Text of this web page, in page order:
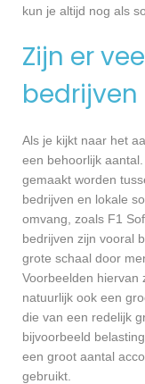
kun je altijd nog als
Zijn er
Als je kijkt naar het
een behoorlijk
gemaakt worden
bedrijven en lokale
omvang, zoals F1
bedrijven zijn vooral
grote schaal door
Voorbeelden hiervan
natuurlijk ook een
die van een redelijk
bijvoorbeeld
een groot aantal
gebruikt.